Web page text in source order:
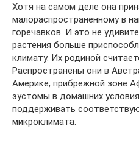
Хотя на самом деле она
малораспространенному в
горечавков. И это не
растения больше
климату. Их родиной
Распространены они в
Америке, прибрежной зоне
эустомы в домашних
поддерживать
микроклимата.